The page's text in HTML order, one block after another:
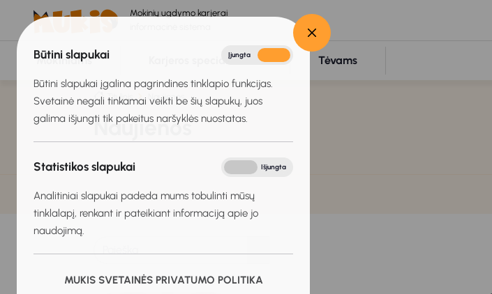
Būtini slapukai Įjungta
Būtini slapukai įgalina pagrindines tinklapio funkcijas.
Svetainė negali tinkamai veikti be šių slapukų, juos
galima išjungti tik pakeitus naršyklės nuostatas.
Statistikos slapukai Išjungta
Analitiniai slapukai padeda mums tobulinti mūsų
tinklalapį, renkant ir pateikiant informaciją apie jo
naudojimą.
MUKIS SVETAINĖS PRIVATUMO POLITIKA
Mokinių ugdymo karjerai
Mokiniams Karjeros specialistams Tėvams
Titulinis Naujienos
Naujienos